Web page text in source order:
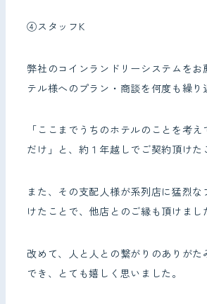
④スタッフK
弊社のコインランドリーシステムをお
テル様へのプラン・商談を何度も繰り
「ここまでうちのホテルのことを考
だけ」と、約１年越しでご契約頂けた
また、その支配人様が系列店に猛烈
けたことで、他店とのご縁も頂けまし
改めて、人と人との繋がりのありがた
でき、とても嬉しく思いました。